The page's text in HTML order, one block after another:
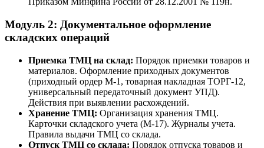
Модуль 2: Документальное оформление
складских операций
Приемка ТМЦ на склад: Порядок приемки товаров и
материалов. Оформление приходных документов
(приходный ордер М-1, товарная накладная ТОРГ-12,
универсальный передаточный документ УПД).
Действия при выявлении расхождений.
Хранение ТМЦ: Организация хранения ТМЦ.
Карточки складского учета (М-17). Журналы учета.
Правила выдачи ТМЦ со склада.
Отпуск ТМЦ со склада: Порядок отпуска товаров и